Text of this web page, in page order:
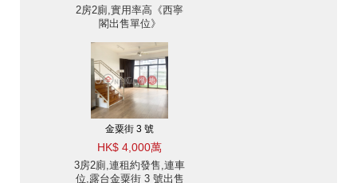
2房2廁,實用率高《西寧
閣出售單位》
金粟街 3 號
HK$ 4,000萬
3房2廁,連租約發售,連車
位,露台金粟街 3 號出售